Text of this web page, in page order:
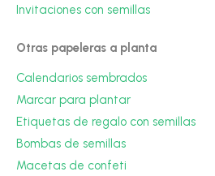
Invitaciones con semillas
Otras papeleras a planta
Calendarios sembrados
Marcar para plantar
Etiquetas de regalo con semillas
Bombas de semillas
Macetas de confeti